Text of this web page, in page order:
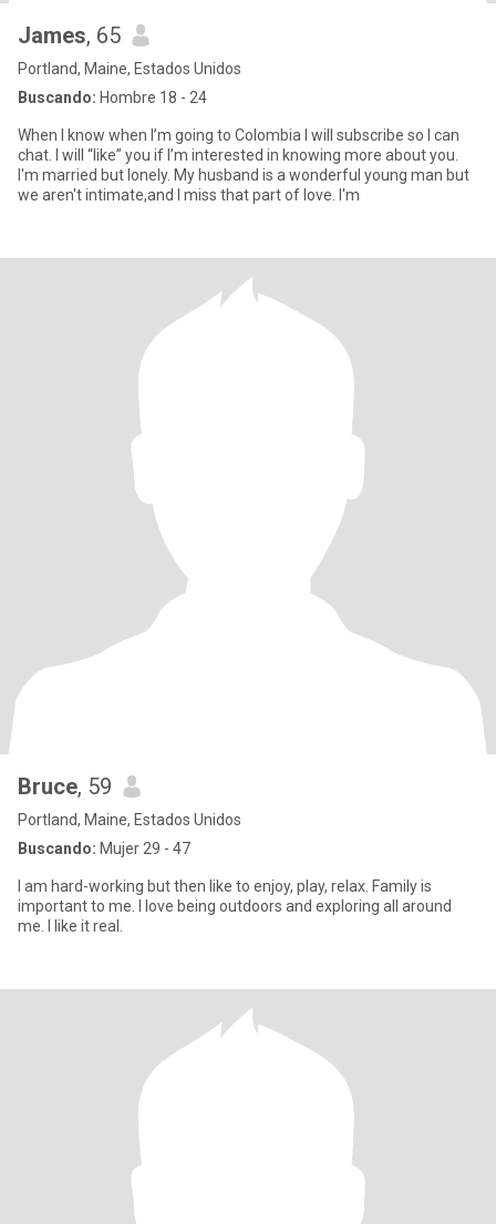
James, 65
Portland, Maine, Estados Unidos
Buscando: Hombre 18 - 24
When I know when I’m going to Colombia I will subscribe so I can
chat. I will “like” you if I’m interested in knowing more about you.
I'm married but lonely. My husband is a wonderful young man but
we aren't intimate,and I miss that part of love. I'm
Bruce, 59
Portland, Maine, Estados Unidos
Buscando: Mujer 29 - 47
I am hard-working but then like to enjoy, play, relax. Family is
important to me. I love being outdoors and exploring all around
me. I like it real.